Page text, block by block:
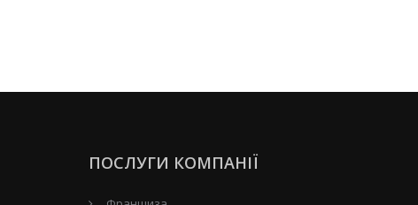
ПОСЛУГИ КОМПАНІЇ